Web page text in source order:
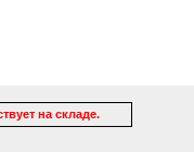
на складе.